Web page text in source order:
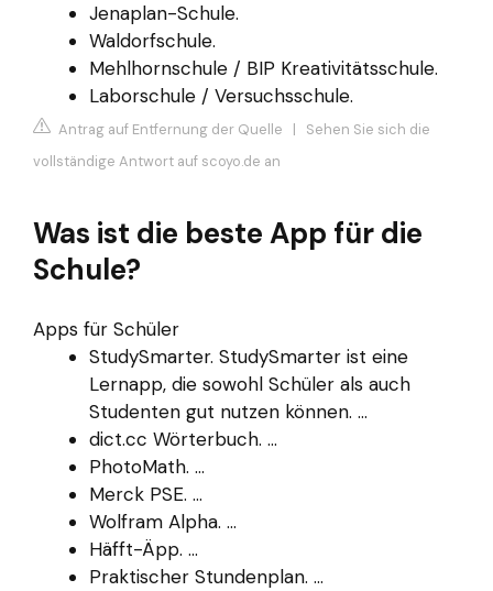
Jenaplan-Schule.
Waldorfschule.
Mehlhornschule / BIP Kreativitätsschule.
Laborschule / Versuchsschule.
Antrag auf Entfernung der Quelle | Sehen Sie sich die
vollständige Antwort auf scoyo.de an
Was ist die beste App für die
Schule?
Apps für Schüler
StudySmarter. StudySmarter ist eine
Lernapp, die sowohl Schüler als auch
Studenten gut nutzen können. ...
dict.cc Wörterbuch. ...
PhotoMath. ...
Merck PSE. ...
Wolfram Alpha. ...
Häfft-Äpp. ...
Praktischer Stundenplan. ...